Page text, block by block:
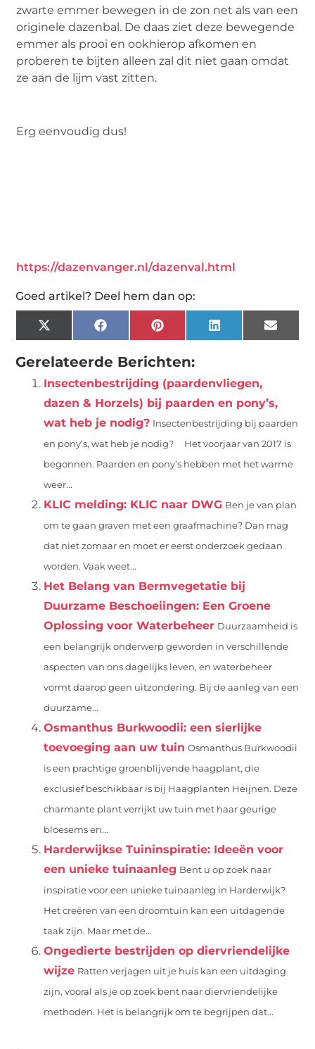
zwarte emmer bewegen in de zon net als van een
originele dazenbal. De daas ziet deze bewegende
emmer als prooi en ookhierop afkomen en
proberen te bijten alleen zal dit niet gaan omdat
ze aan de lijm vast zitten.
Erg eenvoudig dus!
https://dazenvanger.nl/dazenval.html
Goed artikel? Deel hem dan op:
X
(Twitter)
FacebookPinterestLinkedIn Email
Gerelateerde Berichten:
Insectenbestrijding (paardenvliegen,
dazen & Horzels) bij paarden en pony’s,
wat heb je nodig? Insectenbestrijding bij paarden
en pony’s, wat heb je nodig? Het voorjaar van 2017 is
begonnen. Paarden en pony’s hebben met het warme
weer...
KLIC melding: KLIC naar DWG Ben je van plan
om te gaan graven met een graafmachine? Dan mag
dat niet zomaar en moet er eerst onderzoek gedaan
worden. Vaak weet...
Het Belang van Bermvegetatie bij
Duurzame Beschoeiingen: Een Groene
Oplossing voor Waterbeheer Duurzaamheid is
een belangrijk onderwerp geworden in verschillende
aspecten van ons dagelijks leven, en waterbeheer
vormt daarop geen uitzondering. Bij de aanleg van een
duurzame...
Osmanthus Burkwoodii: een sierlijke
toevoeging aan uw tuin Osmanthus Burkwoodii
is een prachtige groenblijvende haagplant, die
exclusief beschikbaar is bij Haagplanten Heijnen. Deze
charmante plant verrijkt uw tuin met haar geurige
bloesems en...
Harderwijkse Tuininspiratie: Ideeën voor
een unieke tuinaanleg Bent u op zoek naar
inspiratie voor een unieke tuinaanleg in Harderwijk?
Het creëren van een droomtuin kan een uitdagende
taak zijn. Maar met de...
Ongedierte bestrijden op diervriendelijke
wijze Ratten verjagen uit je huis kan een uitdaging
zijn, vooral als je op zoek bent naar diervriendelijke
methoden. Het is belangrijk om te begrijpen dat...